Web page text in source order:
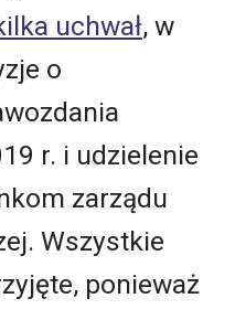
uchwał, w
o
r. i udzielenie
zarządu
Wszystkie
ponieważ